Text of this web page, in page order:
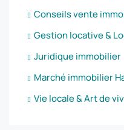
Conseils vente
Gestion locative &
Juridique immobilier
Marché immobilier
Vie locale & Art de